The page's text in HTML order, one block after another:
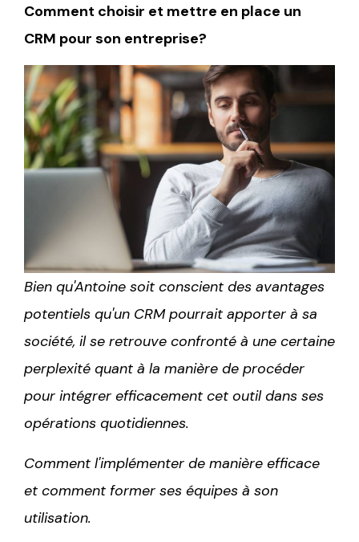
Comment choisir et mettre en place un
CRM pour son entreprise?
Bien qu'Antoine soit conscient des avantages
potentiels qu'un CRM pourrait apporter à sa
société, il se retrouve confronté à une certaine
perplexité quant à la manière de procéder
pour intégrer efficacement cet outil dans ses
opérations quotidiennes.
Comment l'implémenter de manière efficace
et comment former ses équipes à son
utilisation.